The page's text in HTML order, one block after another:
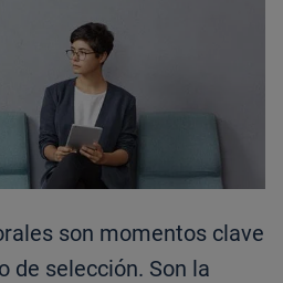
son momentos clave
de selección. Son la